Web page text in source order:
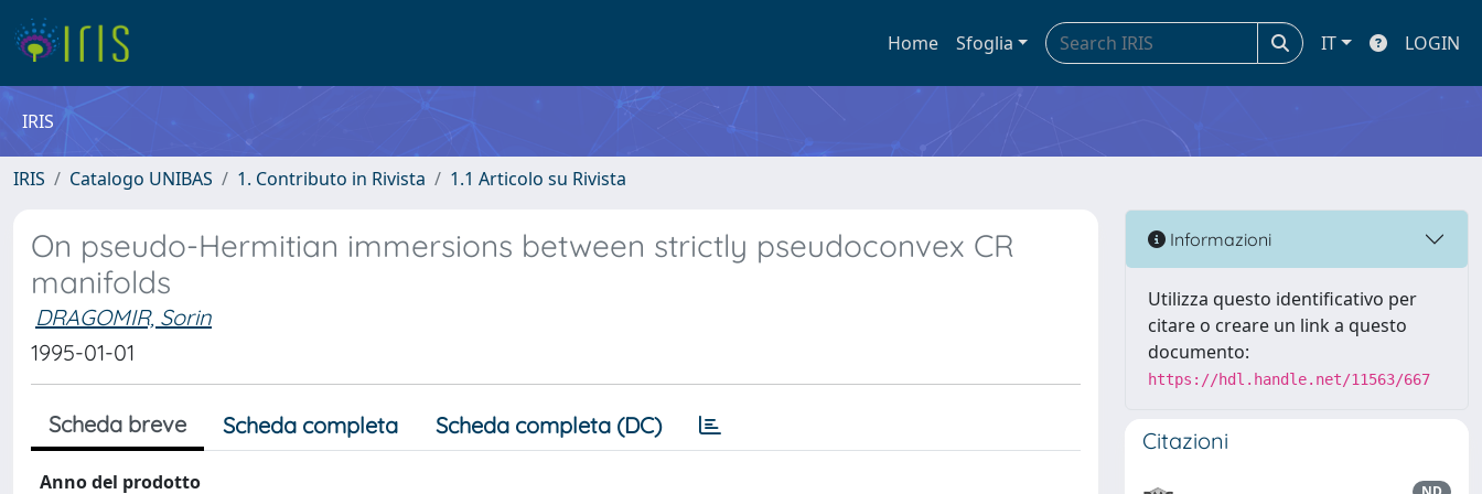
Home Sfoglia IT LOGIN
IRIS
IRIS Catalogo UNIBAS 1. Contributo in Rivista 1.1 Articolo su Rivista
On pseudo-Hermitian immersions between strictly pseudoconvex CR
manifolds
DRAGOMIR, Sorin
1995-01-01
Scheda breve Scheda completa Scheda completa (DC)
Anno del prodotto
Informazioni
Utilizza questo identificativo per
citare o creare un link a questo
documento:
https://hdl.handle.net/11563/667
Citazioni